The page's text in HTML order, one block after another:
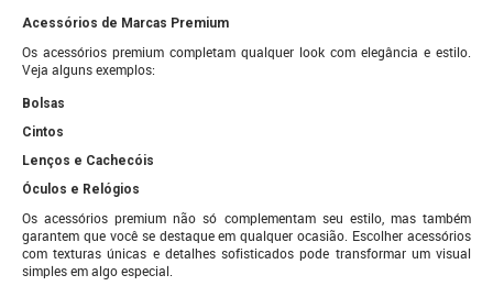
Acessórios de Marcas Premium
Os acessórios premium completam qualquer look com elegância e estilo.
Veja alguns exemplos:
Bolsas
Cintos
Lenços e Cachecóis
Óculos e Relógios
Os acessórios premium não só complementam seu estilo, mas também
garantem que você se destaque em qualquer ocasião. Escolher acessórios
com texturas únicas e detalhes sofisticados pode transformar um visual
simples em algo especial.